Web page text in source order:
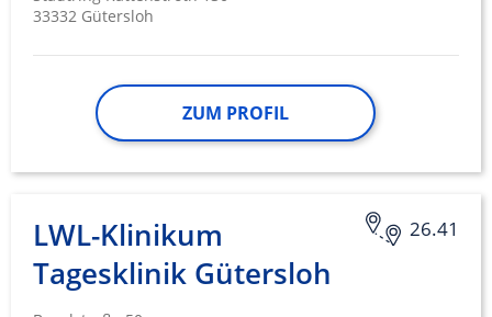
33332 Gütersloh
ZUM PROFIL
26.41
LWL-Klinikum
Tagesklinik Gütersloh